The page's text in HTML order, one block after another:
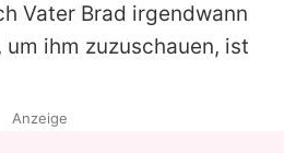
Vater Brad irgendwann
ihm zuzuschauen, ist
Anzeige